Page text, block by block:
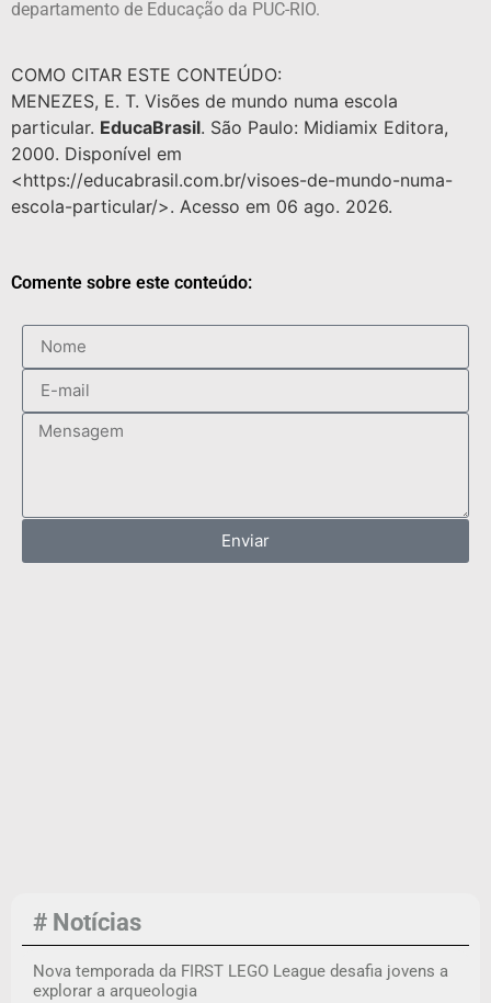
departamento de Educação da PUC-RIO.
COMO CITAR ESTE CONTEÚDO:
MENEZES, E. T. Visões de mundo numa escola
particular. EducaBrasil. São Paulo: Midiamix Editora,
2000. Disponível em
<https://educabrasil.com.br/visoes-de-mundo-numa-
escola-particular/>. Acesso em 06 ago. 2026.
Comente sobre este conteúdo:
Enviar
# Notícias
Nova temporada da FIRST LEGO League desafia jovens a
explorar a arqueologia